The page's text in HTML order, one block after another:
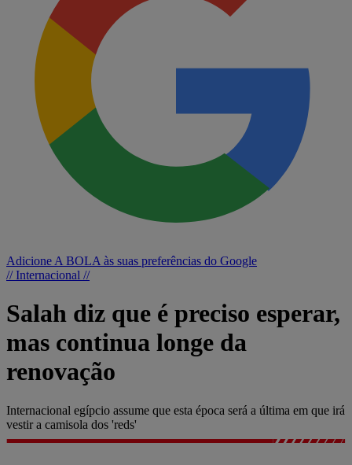
Adicione A BOLA às suas preferências do Google
// Internacional //
Salah diz que é preciso esperar,
mas continua longe da
renovação
Internacional egípcio assume que esta época será a última em que irá
vestir a camisola dos 'reds'